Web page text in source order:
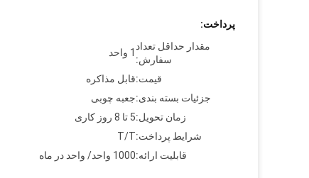
پرداخت:
مقدار حداقل تعداد
سفارش:
1 واحد
قیمت:قابل مذاکره
جزئیات بسته بندی:جعبه چوبی
زمان تحویل:5 تا 8 روز کاری
شرایط پرداخت:T/T
قابلیت ارائه:1000 واحد/ واحد در ماه